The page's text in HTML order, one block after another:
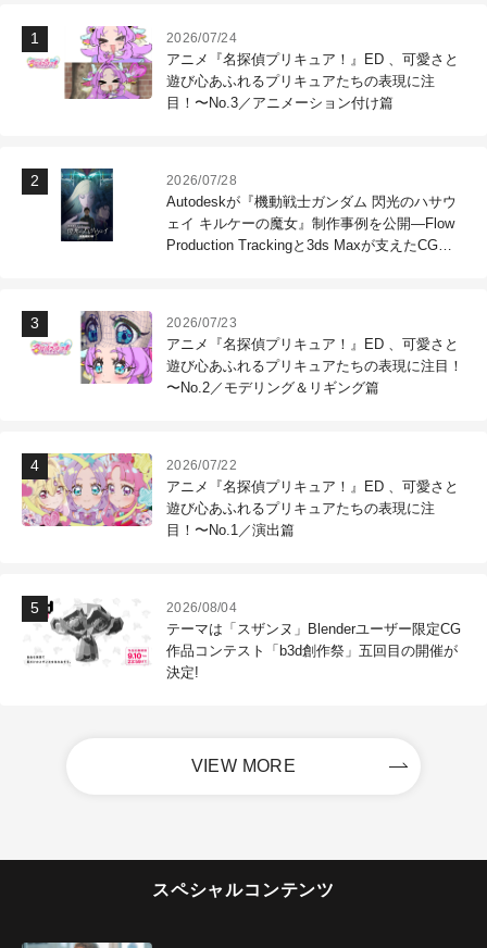
2026/07/24
アニメ『名探偵プリキュア！』ED 、可愛さと
遊び心あふれるプリキュアたちの表現に注
目！〜No.3／アニメーション付け篇
2026/07/28
Autodeskが『機動戦士ガンダム 閃光のハサウ
ェイ キルケーの魔女』制作事例を公開―Flow
Production Trackingと3ds Maxが支えたCG制
2026/07/23
アニメ『名探偵プリキュア！』ED 、可愛さと
遊び心あふれるプリキュアたちの表現に注目！
〜No.2／モデリング＆リギング篇
2026/07/22
アニメ『名探偵プリキュア！』ED 、可愛さと
遊び心あふれるプリキュアたちの表現に注
目！〜No.1／演出篇
2026/08/04
テーマは「スザンヌ」Blenderユーザー限定CG
作品コンテスト「b3d創作祭」五回目の開催が
決定!
VIEW MORE
スペシャルコンテンツ